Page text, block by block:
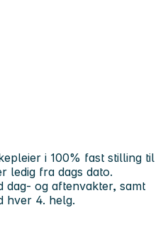
i 100% fast stilling til
ledig fra dags dato.
dag- og aftenvakter, samt
hver 4. helg.